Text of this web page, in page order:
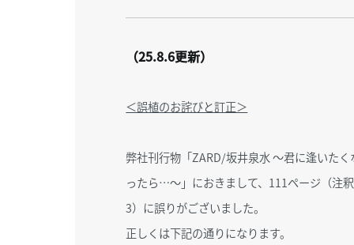
（25.8.6更新）
＜誤植のお詫びと訂正＞
弊社刊行物「ZARD/坂井泉水 〜君に逢いたく
ったら…〜」におきまして、111ページ（注釈
3）に誤りがございました。
正しくは下記の通りになります。